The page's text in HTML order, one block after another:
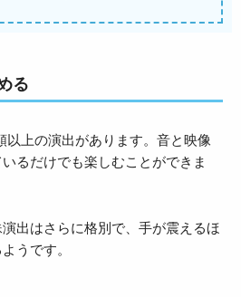
る
以上の演出があります。音と映像
るだけでも楽しむことができま
出はさらに格別で、手が震えるほ
うです。